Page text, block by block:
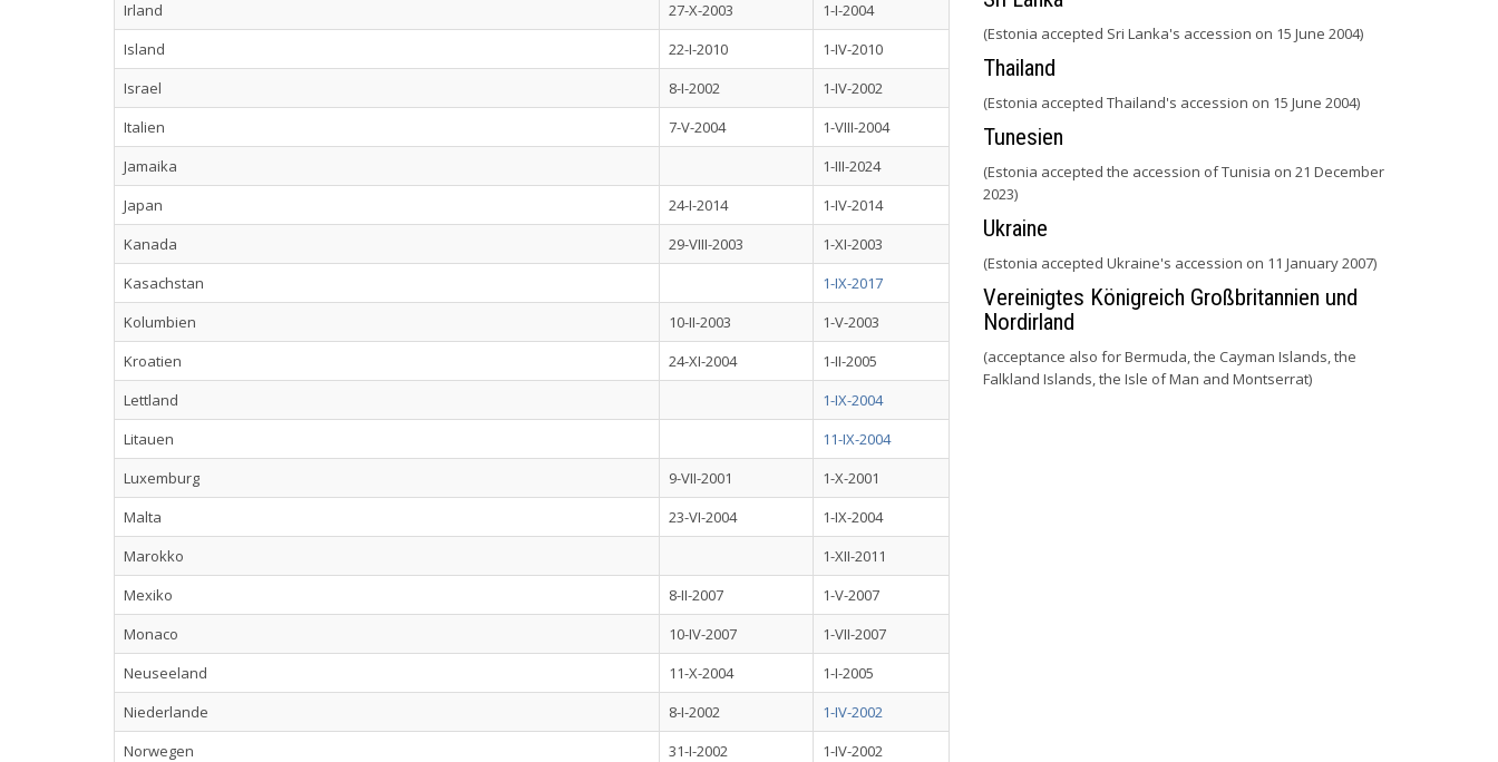
Irland
27-X-2003
1-I-2004
Island
22-I-2010
1-IV-2010
Israel
8-I-2002
1-IV-2002
Italien
7-V-2004
1-VIII-2004
Jamaika
1-III-2024
Japan
24-I-2014
1-IV-2014
Kanada
29-VIII-2003
1-XI-2003
Kasachstan
1-IX-2017
Kolumbien
10-II-2003
1-V-2003
Kroatien
24-XI-2004
1-II-2005
Lettland
1-IX-2004
Litauen
11-IX-2004
Luxemburg
9-VII-2001
1-X-2001
Malta
23-VI-2004
1-IX-2004
Marokko
1-XII-2011
Mexiko
8-II-2007
1-V-2007
Monaco
10-IV-2007
1-VII-2007
Neuseeland
11-X-2004
1-I-2005
Niederlande
8-I-2002
1-IV-2002
Norwegen
31-I-2002
1-IV-2002
(Estonia accepted Sri Lanka's accession on 15 June 2004)
Thailand
(Estonia accepted Thailand's accession on 15 June 2004)
Tunesien
(Estonia accepted the accession of Tunisia on 21 December
2023)
Ukraine
(Estonia accepted Ukraine's accession on 11 January 2007)
Vereinigtes Königreich Großbritannien und
Nordirland
(acceptance also for Bermuda, the Cayman Islands, the
Falkland Islands, the Isle of Man and Montserrat)